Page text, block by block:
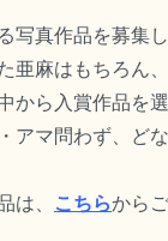
写真作品を募集し
亜麻はもちろん
から入賞作品を
アマ問わず、ど
は、 こちらから